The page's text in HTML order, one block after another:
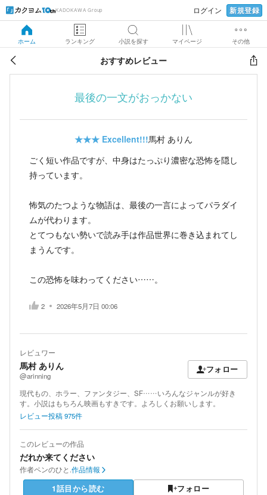
KADOKAWA Group ログイン 新規登録
ホーム ランキング 小説を探す マイページ その他
おすすめレビュー
最後の一文がおっかない
★★★ Excellent!!!馬村 ありん
ごく短い作品ですが、中身はたっぷり濃密な恐怖を隠し
持っています。
怖気のたつような物語は、最後の一言によってパラダイ
ムが代わります。
とてつもない勢いで読み手は作品世界に巻き込まれてし
まうんです。
この恐怖を味わってください……。
2 2026年5月7日 00:06
レビュワー
馬村 ありん
@arinning
フォロー
現代もの、ホラー、ファンタジー、SF……いろんなジャンルが好き
す。小説はもちろん映画もすきです。よろしくお願いします。
レビュー投稿975件
このレビューの作品
だれか来てください
作者ペンのひと.作品情報
1話目から読む フォロー